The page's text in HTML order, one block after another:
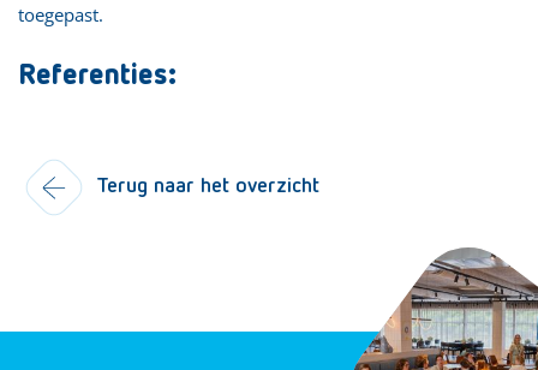
toegepast.
Referenties:
Terug naar het overzicht